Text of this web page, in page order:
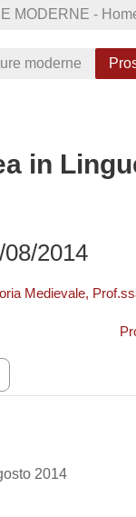
MODERNE -
moderne
in
2014
Medievale,
2014